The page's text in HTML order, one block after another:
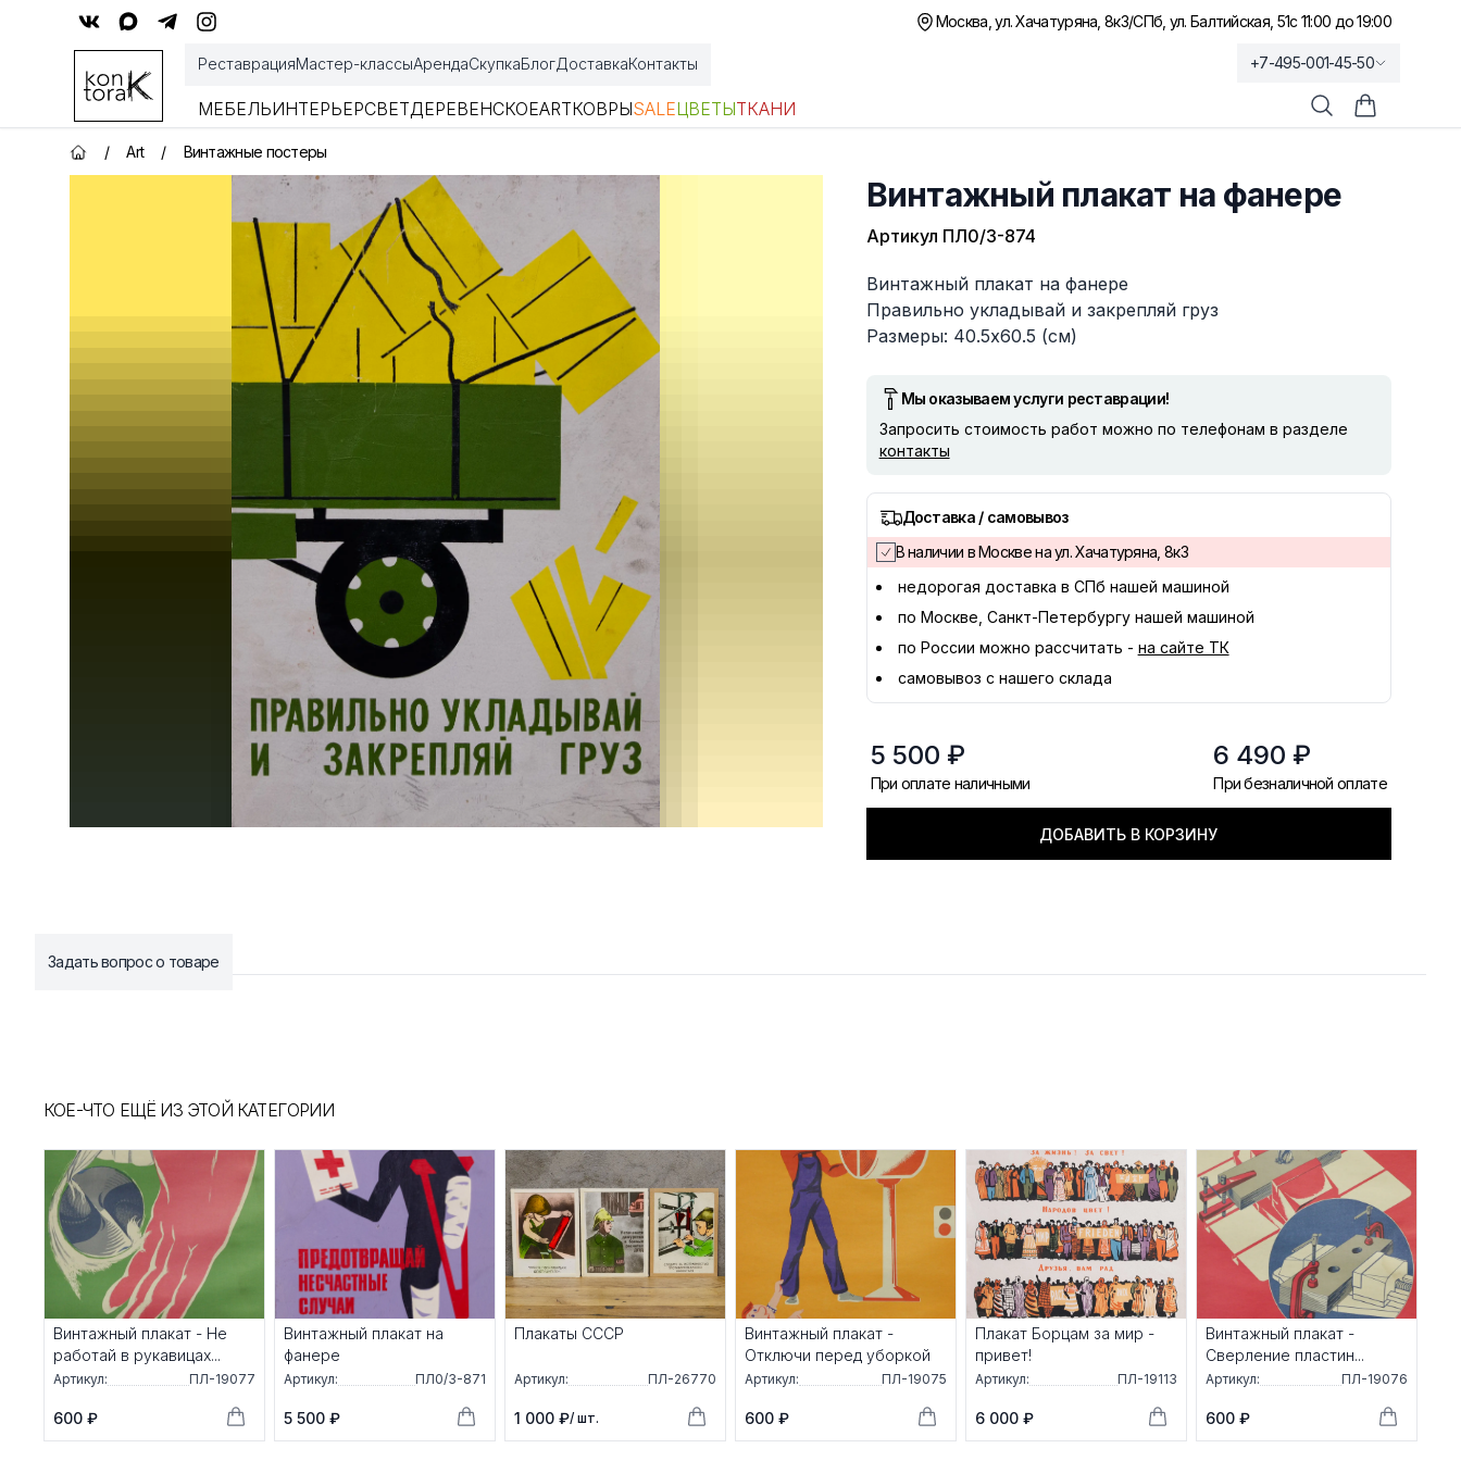
Москва, ул. Хачатуряна, 8к3/СПб, ул. Балтийская, 51с 11:00 до 19:00
РеставрацияМастер-классыАрендаСкупкаБлогДоставкаКонтакты
МЕБЕЛЬИНТЕРЬЕРСВЕТДЕРЕВЕНСКОЕARTКОВРЫSALEЦВЕТЫТКАНИ
+7-495-001-45-50
ПоискКорзина
Главная страница
/ Art / Винтажные постеры
Винтажный плакат на фанере
Артикул ПЛ0/3-874
Описание
Винтажный плакат на фанере
Правильно укладывай и закрепляй груз
Размеры: 40.5х60.5 (см)
Мы оказываем услуги реставрации!
Запросить стоимость работ можно по телефонам в разделе
контакты
Доставка / самовывоз
В наличии в Москве на ул. Хачатуряна, 8к3
недорогая доставка в СПб нашей машиной
по Москве, Санкт-Петербургу нашей машиной
по России можно рассчитать - на сайте ТК
самовывоз с нашего склада
5 500 ₽
При оплате наличными
6 490 ₽
При безналичной оплате
ДОБАВИТЬ В КОРЗИНУ
Задать вопрос о товаре
КОЕ-ЧТО ЕЩЁ ИЗ ЭТОЙ КАТЕГОРИИ
Винтажный плакат - Не
работай в рукавицах...
Артикул: ПЛ-19077
600 ₽
Винтажный плакат на
фанере
Артикул: ПЛ0/3-871
5 500 ₽
Плакаты СССР
Артикул: ПЛ-26770
1 000 ₽/ шт.
Винтажный плакат -
Отключи перед уборкой
Артикул: ПЛ-19075
600 ₽
Плакат Борцам за мир -
привет!
Артикул: ПЛ-19113
6 000 ₽
Винтажный плакат -
Сверление пластин...
Артикул: ПЛ-19076
600 ₽